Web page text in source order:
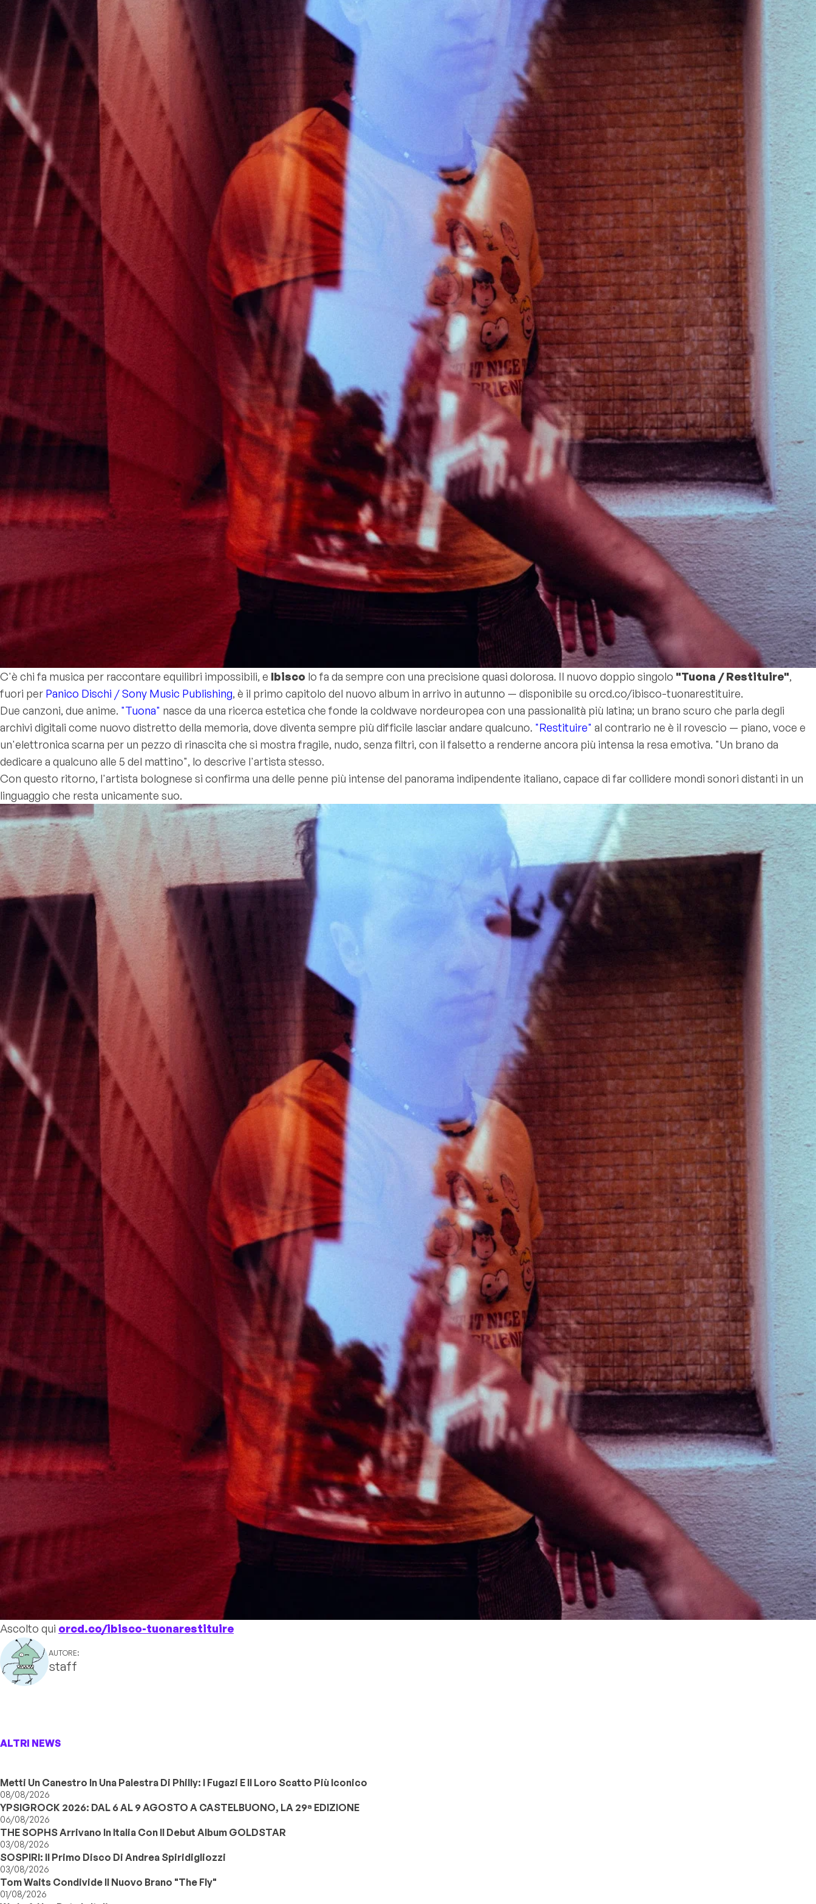
C'è chi fa musica per raccontare equilibri impossibili, e Ibisco lo fa da sempre con una precisione quasi dolorosa. Il nuovo doppio singolo "Tuona / Restituire",
fuori per Panico Dischi / Sony Music Publishing, è il primo capitolo del nuovo album in arrivo in autunno — disponibile su orcd.co/ibisco-tuonarestituire.
Due canzoni, due anime. "Tuona" nasce da una ricerca estetica che fonde la coldwave nordeuropea con una passionalità più latina; un brano scuro che parla degli
archivi digitali come nuovo distretto della memoria, dove diventa sempre più difficile lasciar andare qualcuno. "Restituire" al contrario ne è il rovescio — piano, voce e
un'elettronica scarna per un pezzo di rinascita che si mostra fragile, nudo, senza filtri, con il falsetto a renderne ancora più intensa la resa emotiva. "Un brano da
dedicare a qualcuno alle 5 del mattino", lo descrive l'artista stesso.
Con questo ritorno, l'artista bolognese si confirma una delle penne più intense del panorama indipendente italiano, capace di far collidere mondi sonori distanti in un
linguaggio che resta unicamente suo.
Ascolto qui orcd.co/ibisco-tuonarestituire
AUTORE:
staff
ALTRI NEWS
Metti Un Canestro In Una Palestra Di Philly: I Fugazi E Il Loro Scatto Più Iconico
08/08/2026
YPSIGROCK 2026: DAL 6 AL 9 AGOSTO A CASTELBUONO, LA 29ª EDIZIONE
06/08/2026
THE SOPHS Arrivano In Italia Con Il Debut Album GOLDSTAR
03/08/2026
SOSPIRI: Il Primo Disco Di Andrea Spiridigliozzi
03/08/2026
Tom Waits Condivide Il Nuovo Brano "The Fly"
01/08/2026